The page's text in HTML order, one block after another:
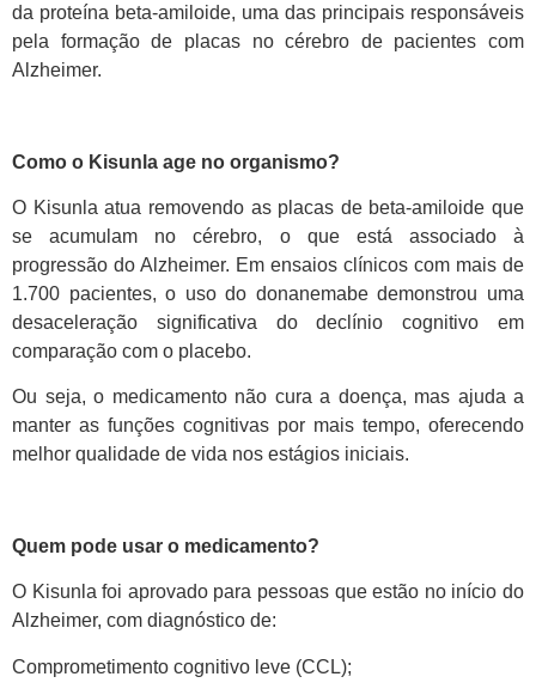
da proteína beta-amiloide, uma das principais responsáveis
pela formação de placas no cérebro de pacientes com
Alzheimer.
Como o Kisunla age no organismo?
O Kisunla atua removendo as placas de beta-amiloide que
se acumulam no cérebro, o que está associado à
progressão do Alzheimer. Em ensaios clínicos com mais de
1.700 pacientes, o uso do donanemabe demonstrou uma
desaceleração significativa do declínio cognitivo em
comparação com o placebo.
Ou seja, o medicamento não cura a doença, mas ajuda a
manter as funções cognitivas por mais tempo, oferecendo
melhor qualidade de vida nos estágios iniciais.
Quem pode usar o medicamento?
O Kisunla foi aprovado para pessoas que estão no início do
Alzheimer, com diagnóstico de:
Comprometimento cognitivo leve (CCL);